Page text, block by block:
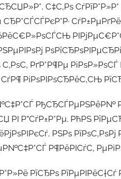
С‡С‚Рѕ
РґР°Р¶Рµ
РіРѕРІРѕСЂРёС‚СЊ
РІ Р”СѓР±Р°Рµ. РћРЅ
РЅРѕ
Р¶РёРІСѓС‚
РїСЂРѕ